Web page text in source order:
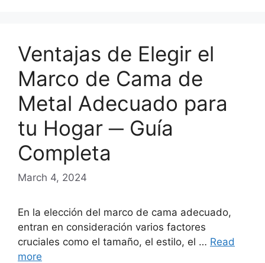
Ventajas de Elegir el
Marco de Cama de
Metal Adecuado para
tu Hogar ─ Guía
Completa
March 4, 2024
En la elección del marco de cama adecuado,
entran en consideración varios factores
cruciales como el tamaño, el estilo, el … Read
more